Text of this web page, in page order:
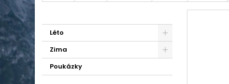
Léto
Zima
Poukázky